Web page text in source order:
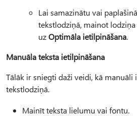
Lai samazinātu vai
tekstlodziņā, mainot
uzOptimāla ietilpināšana.
Manuāla teksta ietilpināšana
Tālāk ir sniegti daži veidi, kā manuāli
tekstlodziņā.
Mainīt teksta lielumu vai fontu.